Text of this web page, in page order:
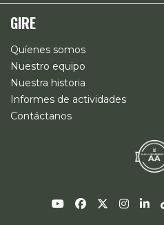
GIRE
Quíenes somos
Nuestro equipo
Nuestra historia
Informes de actividades
Contáctanos